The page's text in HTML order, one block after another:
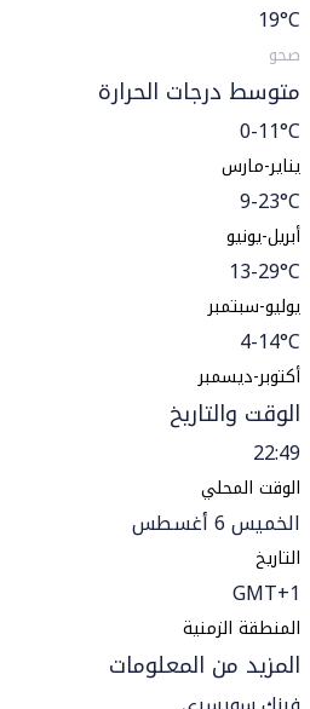
19°C
صحو
متوسط درجات الحرارة
0-11°C
يناير-مارس
9-23°C
أبريل-يونيو
13-29°C
يوليو-سبتمبر
4-14°C
أكتوبر-ديسمبر
الوقت والتاريخ
22:49
الوقت المحلي
الخميس 6 أغسطس
التاريخ
GMT+1
المنطقة الزمنية
المزيد من المعلومات